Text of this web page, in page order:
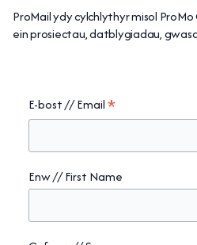
ProMail ydy cylchlythyr misol
ein prosiectau, datblygiadau,
E-bost // Email*
Enw // First Name